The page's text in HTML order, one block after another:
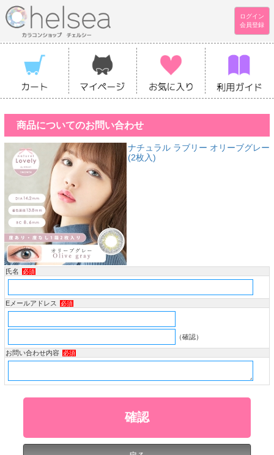
ログイン
会員登録
商品についてのお問い合わせ
ナチュラル ラブリー オリーブグレー
(2枚入)
氏名 必須
Eメールアドレス 必須
（確認）
お問い合わせ内容 必須